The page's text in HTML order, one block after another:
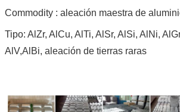
Commodity : aleación maestra de
Tipo: AlZr, AlCu, AlTi, AlSr, AlSi, AlNi,
AlV,AlBi, aleación de tierras raras